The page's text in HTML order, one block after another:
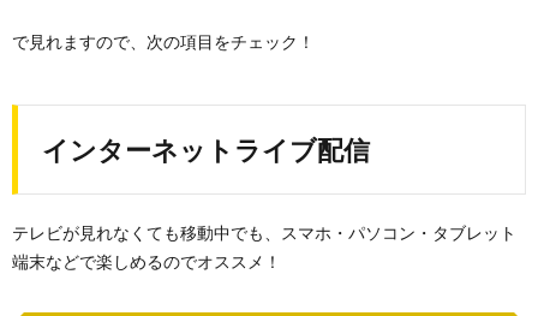
で見れますので、次の項目をチェック！
インターネットライブ配信
テレビが見れなくても移動中でも、スマホ・パソコン・タブレット
端末などで楽しめるのでオススメ！